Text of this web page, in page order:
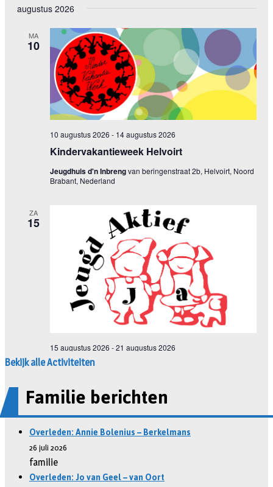
Bekijk alle Activiteiten
Familie berichten
Overleden: Annie Bolenius – Berkelmans
26 juli 2026
familie
Overleden: Jo van Geel – van Oort